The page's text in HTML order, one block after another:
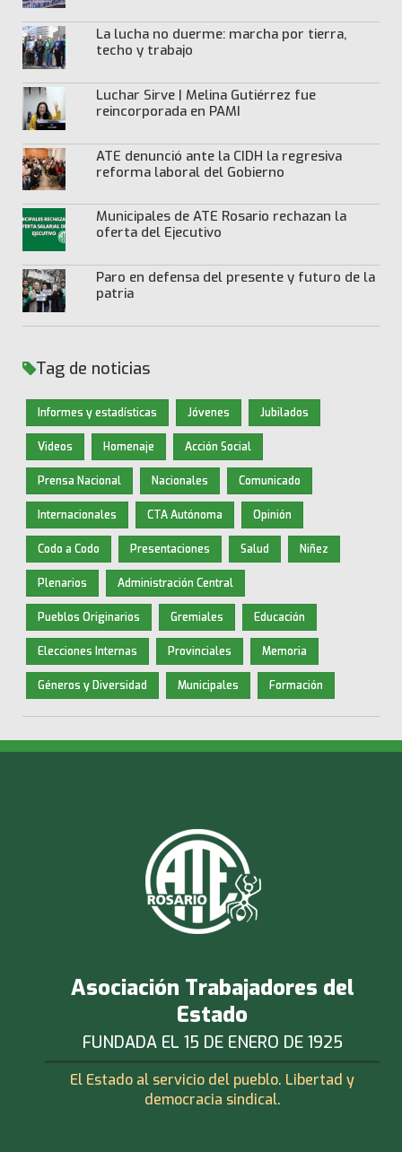
La lucha no duerme: marcha por tierra,
techo y trabajo
Luchar Sirve | Melina Gutiérrez fue
reincorporada en PAMI
ATE denunció ante la CIDH la regresiva
reforma laboral del Gobierno
Municipales de ATE Rosario rechazan la
oferta del Ejecutivo
Paro en defensa del presente y futuro de la
patria
Tag de noticias
Informes y estadísticas Jóvenes Jubilados
Videos Homenaje Acción Social
Prensa Nacional Nacionales Comunicado
Internacionales CTA Autónoma Opinión
Codo a Codo Presentaciones Salud Niñez
Plenarios Administración Central
Pueblos Originarios Gremiales Educación
Elecciones Internas Provinciales Memoria
Géneros y Diversidad Municipales Formación
Asociación Trabajadores del
Estado
FUNDADA EL 15 DE ENERO DE 1925
El Estado al servicio del pueblo. Libertad y
democracia sindical.